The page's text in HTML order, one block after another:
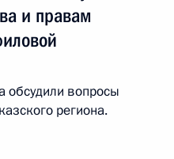
и правам
вопросы
региона.